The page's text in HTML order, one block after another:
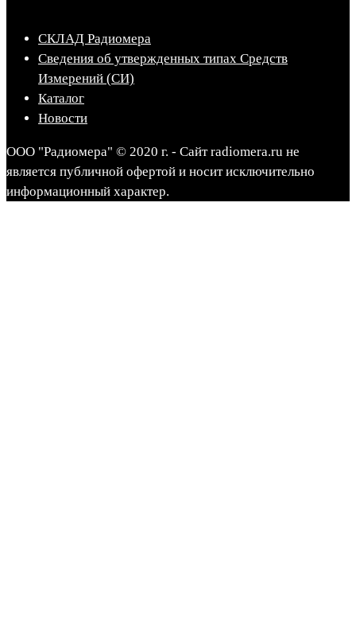
СКЛАД Радиомера
Сведения об утвержденных типах Средств
Измерений (СИ)
Каталог
Новости
ООО "Радиомера" © 2020 г. - Сайт radiomera.ru не
является публичной офертой и носит исключительно
информационный характер.